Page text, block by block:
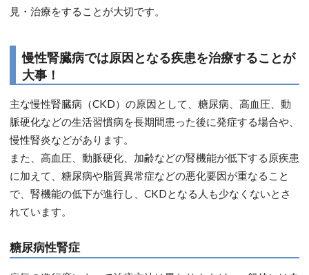
見・治療をすることが大切です。
慢性腎臓病では原因となる疾患を治療することが
大事！
主な慢性腎臓病（CKD）の原因として、糖尿病、高血圧、動
脈硬化などの生活習慣病を長期間患った後に発症する場合や、
慢性腎炎などがあります。
また、高血圧、動脈硬化、加齢などの腎機能が低下する原疾患
に加えて、糖尿病や脂質異常症などの悪化要因が重なること
で、腎機能の低下が進行し、CKDとなる人も少なくないとさ
れています。
糖尿病性腎症